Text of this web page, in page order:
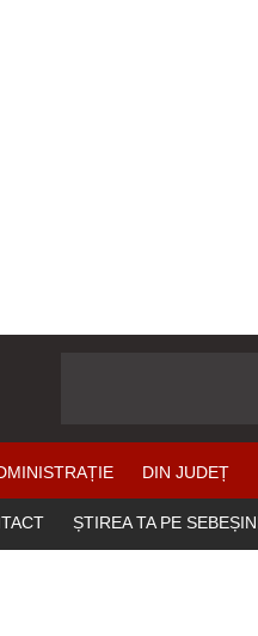
DIN JUDEȚ
ȘTIREA TA PE